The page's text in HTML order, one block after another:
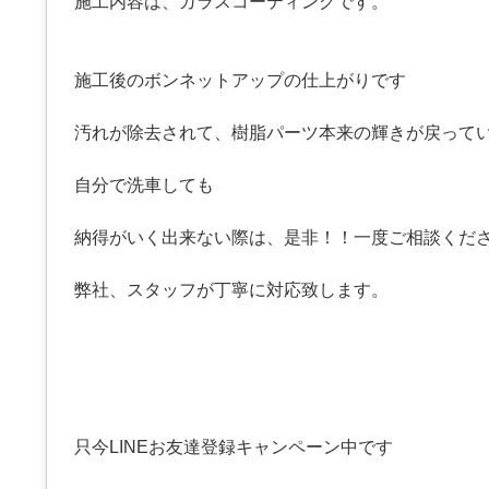
施工後のボンネットアップの仕上がりです
汚れが除去されて、樹脂パーツ本来の輝きが戻って
自分で洗車しても
納得がいく出来ない際は、是非！！一度ご相談くだ
弊社、スタッフが丁寧に対応致します。
只今LINEお友達登録キャンペーン中です